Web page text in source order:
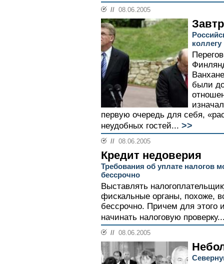
// 08.06.2005
были
первую очередь для себя,
неудобных гостей... >>
// 08.06.2005
Кредит недоверия
Требования об уплате налогов
бессрочно
Выставлять
фискальные органы, похоже,
бессрочно. Причем для этого
начинать налоговую
// 08.06.2005